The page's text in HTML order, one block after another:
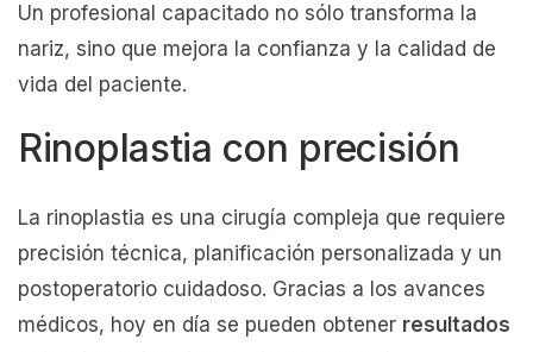
Un profesional capacitado no sólo transforma la
nariz, sino que mejora la confianza y la calidad de
vida del paciente.
Rinoplastia con precisión
La rinoplastia es una cirugía compleja que requiere
precisión técnica, planificación personalizada y un
postoperatorio cuidadoso. Gracias a los avances
médicos, hoy en día se pueden obtener resultados